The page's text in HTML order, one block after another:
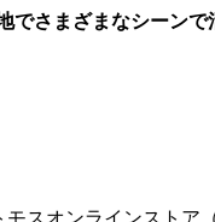
さまざまなシーンで